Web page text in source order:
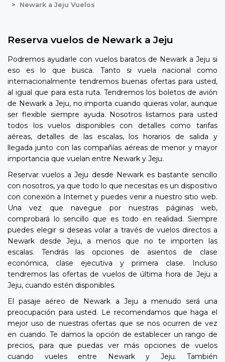
Newark a Jeju Vuelos
Reserva vuelos de Newark a Jeju
Podremos ayudarle con vuelos baratos de Newark a Jeju si
eso es lo que busca. Tanto si vuela nacional como
internacionalmente tendremos buenas ofertas para usted,
al igual que para esta ruta. Tendremos los boletos de avión
de Newark a Jeju, no importa cuando quieras volar, aunque
ser flexible siempre ayuda. Nosotros listamos para usted
todos los vuelos disponibles con detalles como tarifas
aéreas, detalles de las escalas, los horarios de salida y
llegada junto con las compañías aéreas de menor y mayor
importancia que vuelan entre Newark y Jeju.
Reservar vuelos a Jeju desde Newark es bastante sencillo
con nosotros, ya que todo lo que necesitas es un dispositivo
con conexión a Internet y puedes venir a nuestro sitio web.
Una vez que navegue por nuestras páginas web,
comprobará lo sencillo que es todo en realidad. Siempre
puedes elegir si deseas volar a través de vuelos directos a
Newark desde Jeju, a menos que no te importen las
escalas. Tendrás las opciones de asientos de clase
económica, clase ejecutiva y primera clase. Incluso
tendremos las ofertas de vuelos de última hora de Jeju a
Jeju, cuando estén disponibles.
El pasaje aéreo de Newark a Jeju a menudo será una
preocupación para usted. Le recomendamos que haga el
mejor uso de nuestras ofertas que se nos ocurren de vez
en cuando. Te damos la opción de establecer un rango de
precios, para que puedas ver más opciones de vuelos
cuando vueles entre Newark y Jeju. También